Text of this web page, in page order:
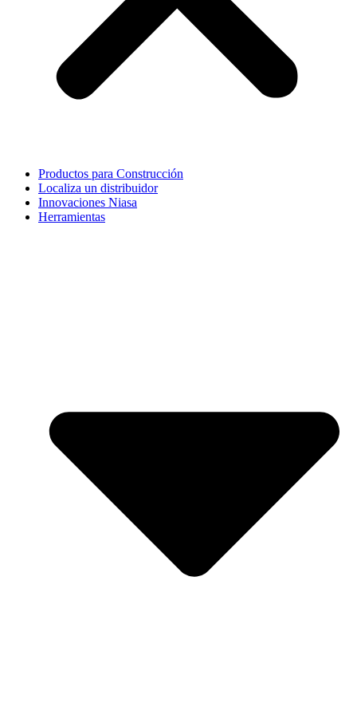
Productos para Construcción
Localiza un distribuidor
Innovaciones Niasa
Herramientas